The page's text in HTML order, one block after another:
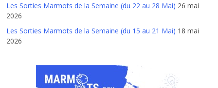
Les Sorties Marmots de la Semaine (du 22 au 28 Mai) 26 mai
2026
Les Sorties Marmots de la Semaine (du 15 au 21 Mai) 18 mai
2026